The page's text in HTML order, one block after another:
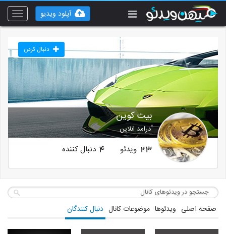
Toggle
آپلود ویدیو
بیت کوین
درامد انلاین
دنبال کردن
23 ویدئو 4 دنبال کننده
صفحه اصلی ویدئوها موضوعات کانال دنبال کنندگان